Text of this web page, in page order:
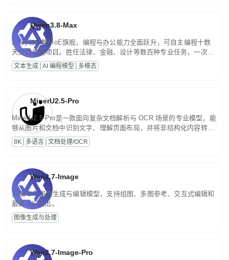
Qwen3.8-Max
2.4万亿参数MoE旗舰，编程与办公能力全面跃升，可自主编程十数
天交付完整项目。胜任法律、金融、设计等数百种专业任务，一次对
话端到端交付生产级成果。原生视觉理解贯穿规划、执行与验证全流
程，支持超长文档与长视频的深度语义解析。长程任务中自主规划与
文本生成 AI 编程模型 多模态
MinerU2.5-Pro
MinerU2.5-Pro是一款面向复杂文档解析与 OCR 场景的专业模型，能
够从图片和文档中识别文字、理解页面布局，并将非结构化内容转换
为便于存储、检索和二次处理的结构化结果。
8K 多语言 文档处理/OCR
Wan2.7-Image
万相 2.7 图像生成与编辑模型，支持组图、多图参考、交互式编辑和
最高 2K 输出。
图像生成与处理
Wan2.7-Image-Pro